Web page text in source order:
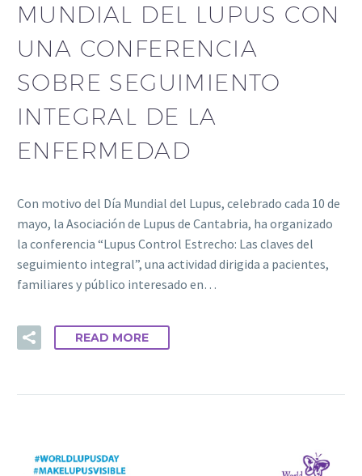
MUNDIAL DEL LUPUS CON
UNA CONFERENCIA
SOBRE SEGUIMIENTO
INTEGRAL DE LA
ENFERMEDAD
Con motivo del Día Mundial del Lupus, celebrado cada 10 de
mayo, la Asociación de Lupus de Cantabria, ha organizado
la conferencia “Lupus Control Estrecho: Las claves del
seguimiento integral”, una actividad dirigida a pacientes,
familiares y público interesado en…
READ MORE